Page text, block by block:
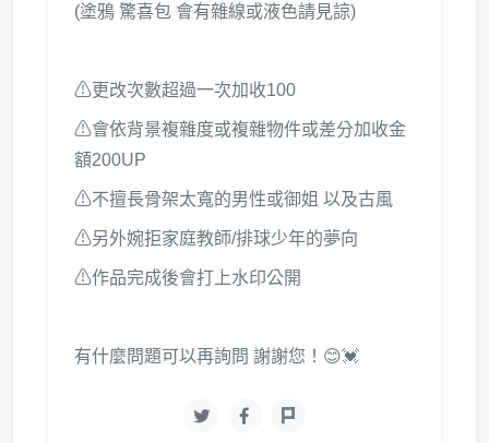
(塗鴉 驚喜包 會有雜線或液色請見諒)
⚠更改次數超過一次加收100
⚠會依背景複雜度或複雜物件或差分加收金
額200UP
⚠不擅長骨架太寬的男性或御姐 以及古風
⚠另外婉拒家庭教師/排球少年的夢向
⚠作品完成後會打上水印公開
有什麼問題可以再詢問 謝謝您！😊💓